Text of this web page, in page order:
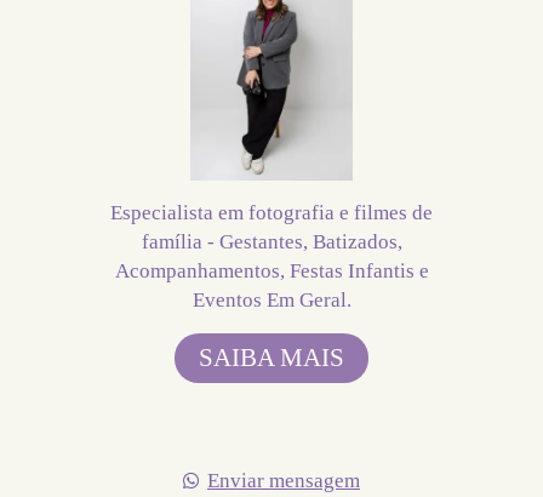
Especialista em fotografia e filmes de
família - Gestantes, Batizados,
Acompanhamentos, Festas Infantis e
Eventos Em Geral.
SAIBA MAIS
Enviar mensagem